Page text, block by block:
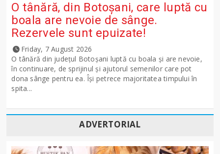
O tânără, din Botoșani, care luptă cu
boala are nevoie de sânge.
Rezervele sunt epuizate!
Friday, 7 August 2026
O tânără din județul Botoșani luptă cu boala și are nevoie,
în continuare, de sprijinul și ajutorul semenilor care pot
dona sânge pentru ea. Își petrece majoritatea timpului în
spita...
ADVERTORIAL